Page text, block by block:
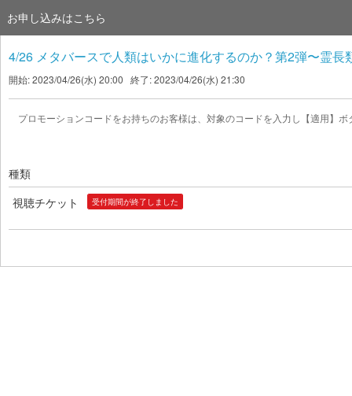
お申し込みはこちら
4/26 メタバースで人類はいかに進化するのか？第2弾〜霊
開始: 2023/04/26(水) 20:00 終了: 2023/04/26(水) 21:30
プロモーションコードをお持ちのお客様は、対象のコードを入力し【適用】
種類
視聴チケット
受付期間が終了しました